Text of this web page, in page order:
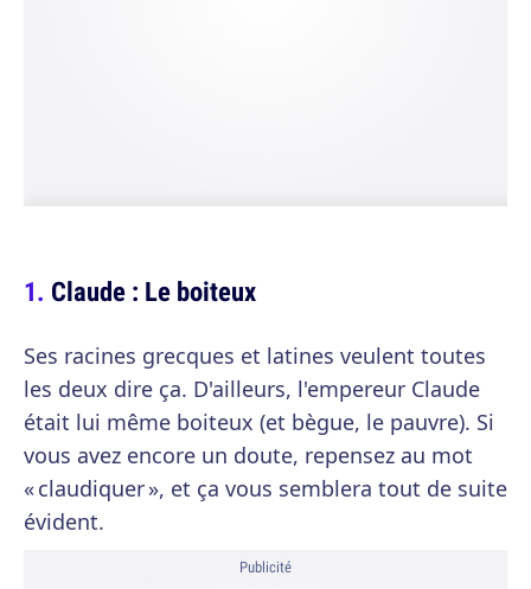
Claude : Le boiteux
Ses racines grecques et latines veulent toutes
les deux dire ça. D'ailleurs, l'empereur Claude
était lui même boiteux (et bègue, le pauvre). Si
vous avez encore un doute, repensez au mot
« claudiquer », et ça vous semblera tout de suite
évident.
Publicité